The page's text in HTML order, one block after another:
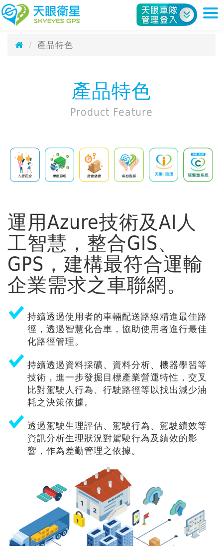
天眼衛星科技股份有限公司
產品特色Product Feature
產品特色
產品特色
Product Feature
運用Azure技術及AI人
工智慧，整合GIS、
GPS，建構最符合運輸
企業需求之車聯網。
持續透過使用者的車輛配送路線精進最佳路
徑，透過智慧化合車，協助使用者進行最佳
化路徑管理。
持續透過資料採礦、資料分析、機器學習等
技術，進一步發掘目標產業營運特性，交叉
比對駕駛人行為、行駛路徑等以找出減少油
耗之決策依據。
透過駕駛生理評估、駕駛行為、駕駛績效等
資訊分析生理狀況對駕駛行為及績效的影
響，作為差勤管理之依據。